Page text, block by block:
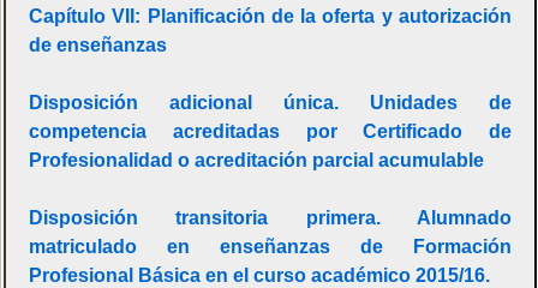
Capítulo VII: Planificación de la oferta y autorización
de enseñanzas
Disposición adicional única. Unidades de
competencia acreditadas por Certificado de
Profesionalidad o acreditación parcial acumulable
Disposición transitoria primera. Alumnado
matriculado en enseñanzas de Formación
Profesional Básica en el curso académico 2015/16.